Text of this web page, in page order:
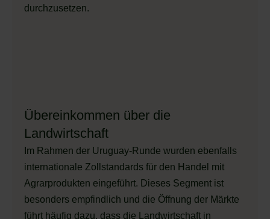
durchzusetzen.
Übereinkommen über die
Landwirtschaft
Im Rahmen der Uruguay-Runde wurden ebenfalls
internationale Zollstandards für den Handel mit
Agrarprodukten eingeführt. Dieses Segment ist
besonders empfindlich und die Öffnung der Märkte
führt häufig dazu, dass die Landwirtschaft in